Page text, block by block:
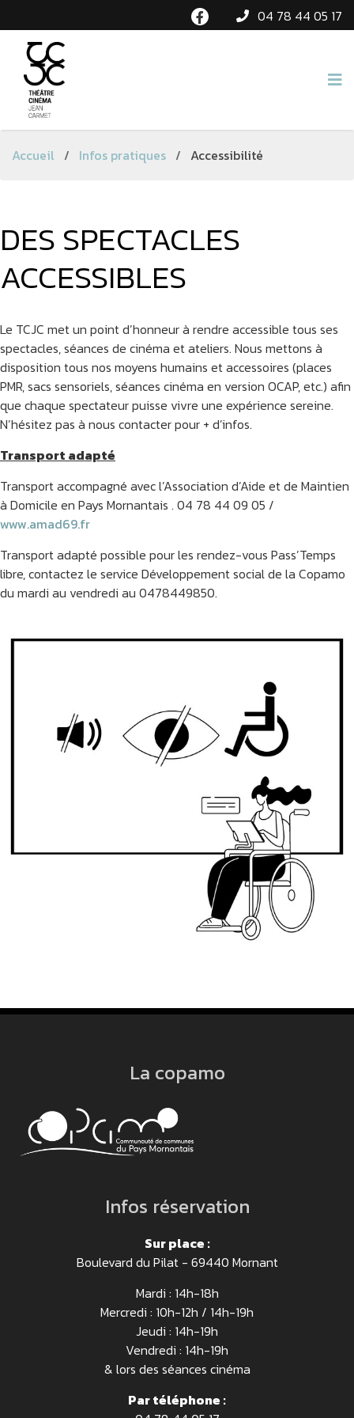
04 78 44 05 17
Accueil / Infos pratiques / Accessibilité
DES SPECTACLES
ACCESSIBLES
Le TCJC met un point d’honneur à rendre accessible tous ses
spectacles, séances de cinéma et ateliers. Nous mettons à
disposition tous nos moyens humains et accessoires (places
PMR, sacs sensoriels, séances cinéma en version OCAP, etc.) afin
que chaque spectateur puisse vivre une expérience sereine.
N’hésitez pas à nous contacter pour + d’infos.
Transport adapté
Transport accompagné avec l’Association d’Aide et de Maintien
à Domicile en Pays Mornantais . 04 78 44 09 05 /
www.amad69.fr
Transport adapté possible pour les rendez-vous Pass’Temps
libre, contactez le service Développement social de la Copamo
du mardi au vendredi au 0478449850.
La copamo
Infos réservation
Sur place :
Boulevard du Pilat - 69440 Mornant
Mardi : 14h-18h
Mercredi : 10h-12h / 14h-19h
Jeudi : 14h-19h
Vendredi : 14h-19h
& lors des séances cinéma
Par téléphone :